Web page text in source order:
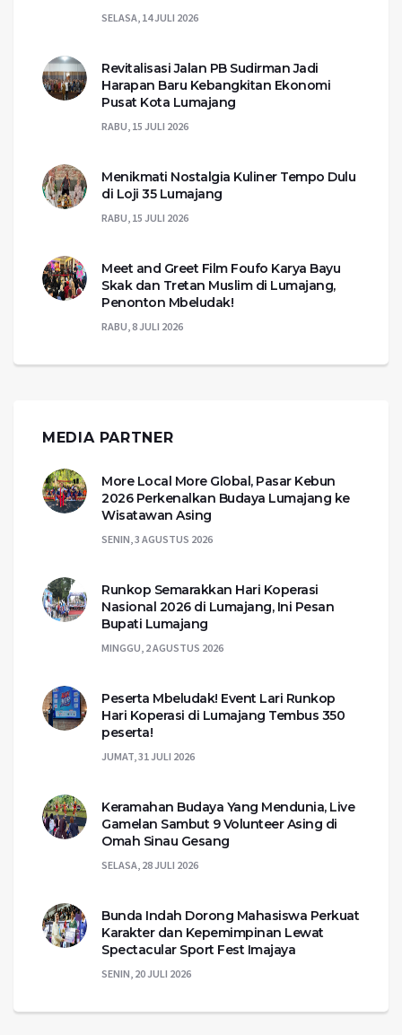
SELASA, 14 JULI 2026
Revitalisasi Jalan PB Sudirman Jadi
Harapan Baru Kebangkitan Ekonomi
Pusat Kota Lumajang
RABU, 15 JULI 2026
Menikmati Nostalgia Kuliner Tempo Dulu
di Loji 35 Lumajang
RABU, 15 JULI 2026
Meet and Greet Film Foufo Karya Bayu
Skak dan Tretan Muslim di Lumajang,
Penonton Mbeludak!
RABU, 8 JULI 2026
MEDIA PARTNER
More Local More Global, Pasar Kebun
2026 Perkenalkan Budaya Lumajang ke
Wisatawan Asing
SENIN, 3 AGUSTUS 2026
Runkop Semarakkan Hari Koperasi
Nasional 2026 di Lumajang, Ini Pesan
Bupati Lumajang
MINGGU, 2 AGUSTUS 2026
Peserta Mbeludak! Event Lari Runkop
Hari Koperasi di Lumajang Tembus 350
peserta!
JUMAT, 31 JULI 2026
Keramahan Budaya Yang Mendunia, Live
Gamelan Sambut 9 Volunteer Asing di
Omah Sinau Gesang
SELASA, 28 JULI 2026
Bunda Indah Dorong Mahasiswa Perkuat
Karakter dan Kepemimpinan Lewat
Spectacular Sport Fest Imajaya
SENIN, 20 JULI 2026